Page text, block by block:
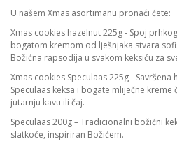
U našem Xmas asortimanu pronaći ćete:
Xmas cookies hazelnut 225g - Spoj
bogatom kremom od lješnjaka stvara
Božićna rapsodija u svakom keksiću za
Xmas cookies Speculaas 225g -
Speculaas keksa i bogate mliječne kreme
jutarnju kavu ili čaj.
Speculaas 200g – Tradicionalni božićni
slatkoće, inspiriran Božićem.